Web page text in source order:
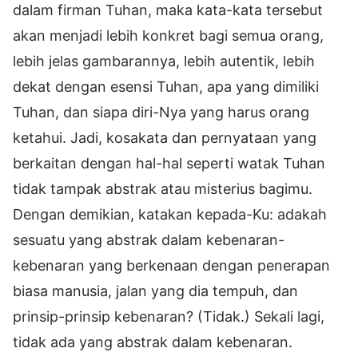
dalam firman Tuhan, maka kata-kata tersebut
akan menjadi lebih konkret bagi semua orang,
lebih jelas gambarannya, lebih autentik, lebih
dekat dengan esensi Tuhan, apa yang dimiliki
Tuhan, dan siapa diri-Nya yang harus orang
ketahui. Jadi, kosakata dan pernyataan yang
berkaitan dengan hal-hal seperti watak Tuhan
tidak tampak abstrak atau misterius bagimu.
Dengan demikian, katakan kepada-Ku: adakah
sesuatu yang abstrak dalam kebenaran-
kebenaran yang berkenaan dengan penerapan
biasa manusia, jalan yang dia tempuh, dan
prinsip-prinsip kebenaran? (Tidak.) Sekali lagi,
tidak ada yang abstrak dalam kebenaran.